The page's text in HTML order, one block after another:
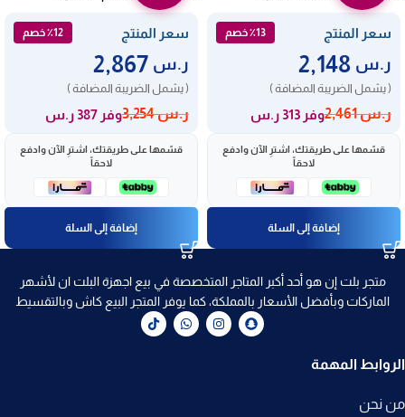
Akm613ix
سعر المنتج
٪13 خصم
ر.س
( يشمل الضريبة المضافة )
ر.س2,461 وفر 313 ر.س
قسّمها على طريقتك، اشترِ الآن وادفع
لاحقاً
إضافة إلى السلة
HK654070XB
سعر المنتج
٪12 خصم
ر.س
( يشمل الضريبة المضافة )
ر.س3,254 وفر 387 ر.س
قسّمها على طريقتك، اشترِ الآن وادفع
لاحقاً
إضافة إلى السلة
متجر بلت إن هو أحد أكبر المتاجر المتخصصة في بيع اجهزة البلت ان لأشهر
الماركات وبأفضل الأسعار بالمملكة، كما يوفر المتجر البيع كاش وبالتقسيط
الروابط المهمة
من نحن